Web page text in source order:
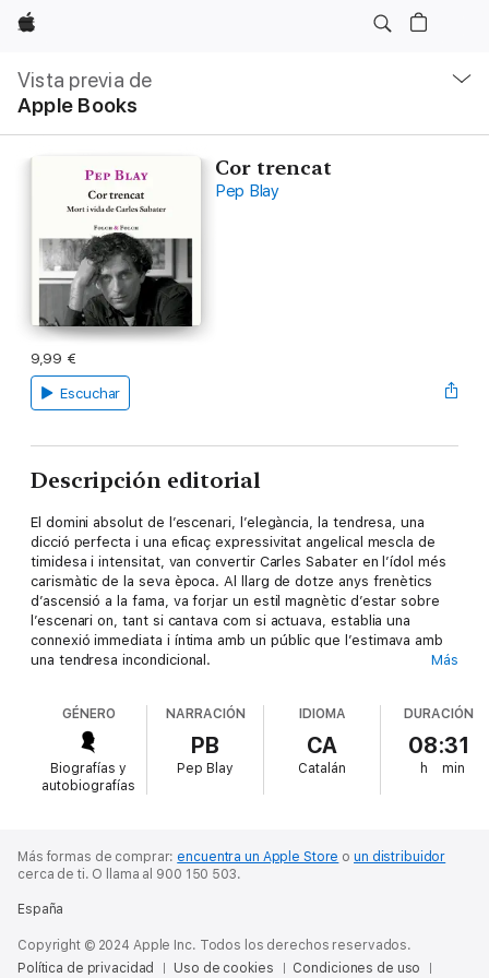
Apple
Vista previa de
Apple Books
local
Abrir
menú
Cor trencat
Pep Blay
9,99 €
Escuchar
Descripción editorial
El domini absolut de l’escenari, l’elegància, la tendresa, una
dicció perfecta i una eficaç expressivitat angelical mescla de
timidesa i intensitat, van convertir Carles Sabater en l’ídol més
carismàtic de la seva època. Al llarg de dotze anys frenètics
d’ascensió a la fama, va forjar un estil magnètic d’estar sobre
l’escenari on, tant si cantava com si actuava, establia una
connexió immediata i íntima amb un públic que l’estimava amb
una tendresa incondicional.
l’abisme. Amb una prosa rotunda, delicada i honesta, Pep Blay
retroba persones i llocs en una recerca íntima de l’ídol caigut,
de l’amic que havia de ser, per preguntar-se si les coses
haurien pogut ser d’una altra manera, per descobrir finalment
què i com va trencar el cor de Carles Sabater.
Más
GÉNERO
Biografías y
autobiografías
NARRACIÓN
PB
Pep Blay
IDIOMA
CA
Catalán
DURACIÓN
08:31
h min
Más formas de comprar: encuentra un Apple Store oun distribuidor
cerca de ti. O llama al 900 150 503.
España
Copyright © 2024 Apple Inc. Todos los derechos reservados.
Política de privacidad
Uso de cookies Condiciones de uso